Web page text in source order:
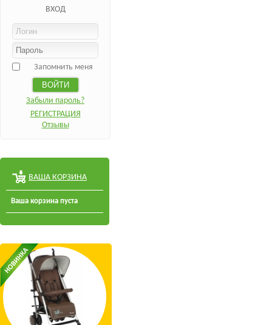
ВХОД
Запомнить меня
Забыли пароль?
РЕГИСТРАЦИЯ
Отзывы
ВАША КОРЗИНА
Ваша корзина пуста